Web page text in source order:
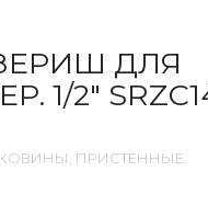
ДЛЯ
1/2″
ПРИСТЕННЫЕ